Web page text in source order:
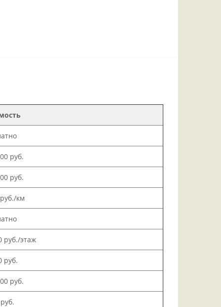
руб.
руб.
км
руб./этаж
руб.
руб.